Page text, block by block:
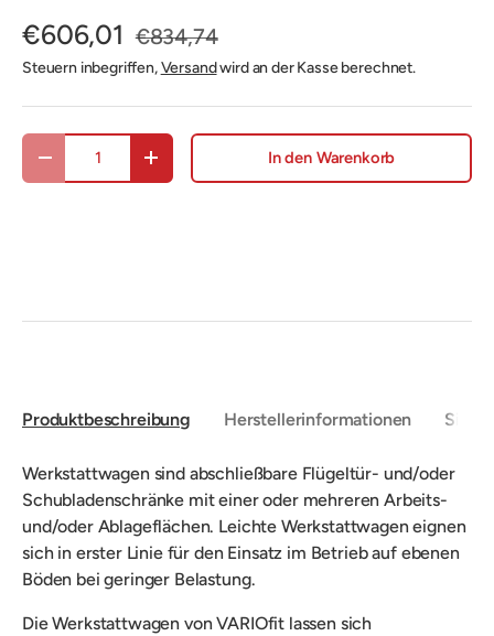
€606,01 €834,74
Steuern inbegriffen,Versandwird an der Kasse berechnet.
Anzahl
Menge verringernMenge erhöhen In den Warenkorb
Produktbeschreibung Herstellerinformationen
Werkstattwagen sind abschließbare Flügeltür- und/oder
Schubladenschränke mit einer oder mehreren Arbeits-
und/oder Ablageflächen. Leichte Werkstattwagen eignen
sich in erster Linie für den Einsatz im Betrieb auf ebenen
Böden bei geringer Belastung.
Die Werkstattwagen von VARIOfit lassen sich